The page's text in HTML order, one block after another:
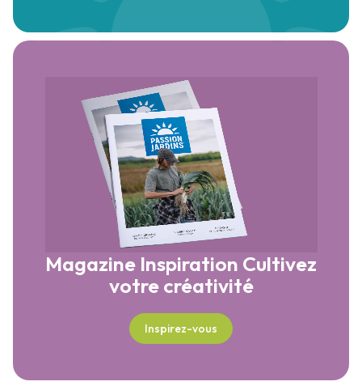
Magazine Inspiration Cultivez
votre créativité
Inspirez-vous